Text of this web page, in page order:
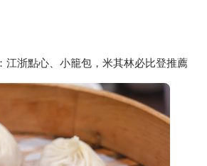
江浙點心、小籠包，米其林必比登推薦